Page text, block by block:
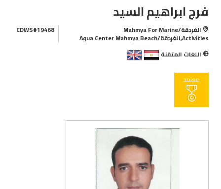
فرج ابراهيم السيد
الغردقة/Mahmya For Marine
Activities,الغردقة/Aqua Center Mahmya Beach
CDWS#19468
اللغات المتقنة
معتمد